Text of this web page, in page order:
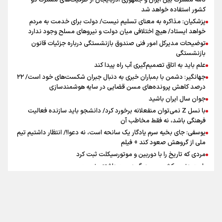
سه حسرتی که به دلم ماند
اینفو برنا / جدول کامل فاصله مرز شلمچه تا شهرهای زیارتی
عراق
کشور استفاده خواهد شد
پزشکیان: مذاکره به معنای تسلیم نیست/ دولت برای خدمت به مردم
خواهد ایستاد/ هیچ اختلافی میان دولت و نیروهای مسلح وجود ندارد
توضیحات مدیرکل امور فنی صندوق بازنشستگی درباره جزئیات قانون
بازنشستگی
علم باید به اتاق تصمیم‌گیری آب راه پیدا کند
جهانگیر: دشمن با بمباران خبری به دنبال جبران شکست‌های خود است/ ۲۲
درصد کاهش پرونده‌های مسن قضایی در سایه هوشمندسازی
جوان سال ایران باشید
با نسل Z نمی‌توان منفعلانه برخورد کرد/ دانشجو باید سازنده فعالیت
فرهنگی باشد، نه فقط مخاطب آن
یوسفی: جای بخیه سرم یادگار یک سانحه است، نه دعوا!/ انتظار داشتیم تیم
ملی از گروهش صعود کند + فیلم
مردی که تاریخ را با دوربین و موتورسیکلت ثبت کرد
رابرت دنیرو: کشور من دیگر دوست‌داشتنی نیست